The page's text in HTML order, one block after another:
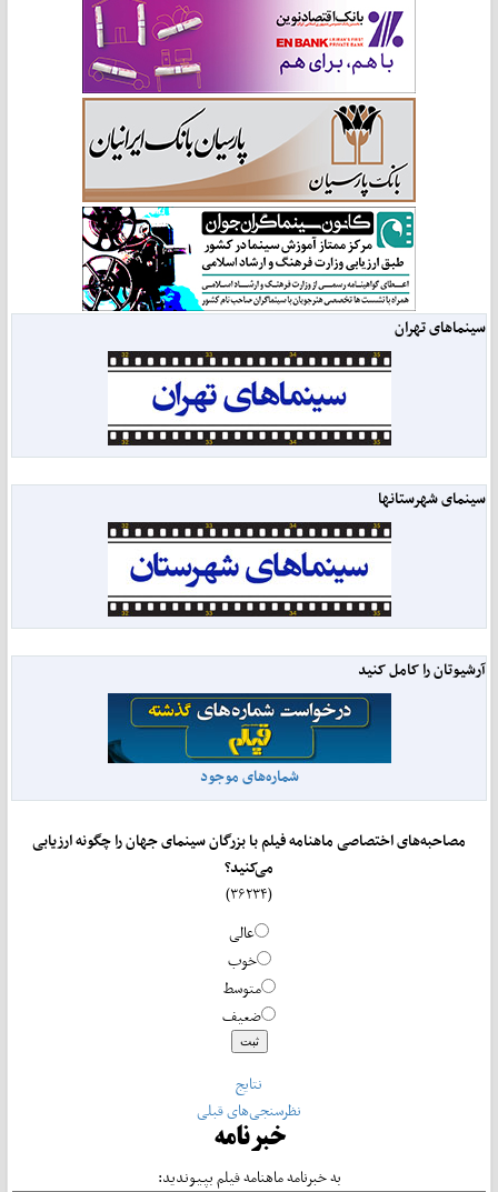
سینماهای تهران
سینمای شهرستانها
آرشیوتان را کامل کنید
شماره‌های موجود
مصاحبه‌های اختصاصی ماهنامه فیلم با بزرگان سینمای جهان را چگونه ارزیابی
می‌کنید؟
عالی
خوب
متوسط
ضعیف
نتایج
نظرسنجی‌های قبلی
خبرنامه
به خبرنامه ماهنامه فیلم بپیوندید: